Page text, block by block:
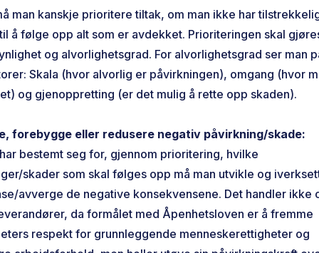
man kanskje prioritere tiltak, om man ikke har
å følge opp alt som er avdekket. Prioriteringen skal
og alvorlighetsgrad. For alvorlighetsgrad ser man
Skala (hvor alvorlig er påvirkningen), omgang (hvor
og gjenoppretting (er det mulig å rette opp skaden).
forebygge eller redusere negativ påvirkning/skade:
bestemt seg for, gjennom prioritering, hvilke
skader som skal følges opp må man utvikle og
avverge de negative konsekvensene. Det handler ikke
da formålet med Åpenhetsloven er å fremme
respekt for grunnleggende menneskerettigheter og